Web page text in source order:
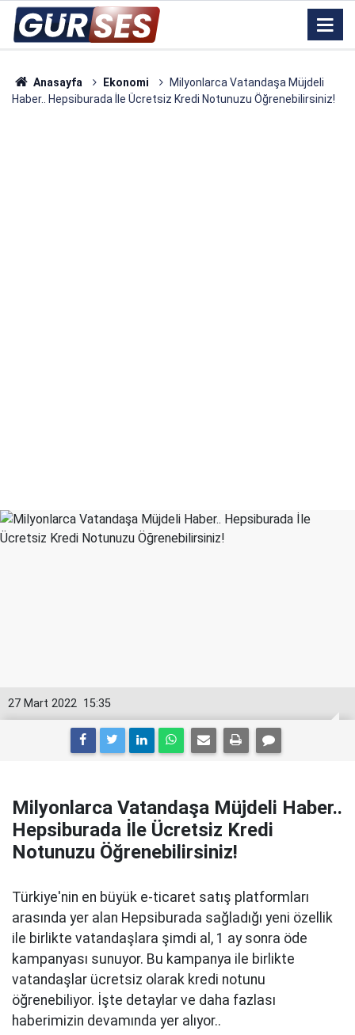
Anasayfa Ekonomi
Milyonlarca Vatandaşa Müjdeli
Haber.. Hepsiburada İle Ücretsiz Kredi Notunuzu Öğrenebilirsiniz!
15:35
27 Mart 2022
Milyonlarca Vatandaşa Müjdeli Haber..
Hepsiburada İle Ücretsiz Kredi
Notunuzu Öğrenebilirsiniz!
Türkiye'nin en büyük e-ticaret satış platformları
arasında yer alan Hepsiburada sağladığı yeni özellik
ile birlikte vatandaşlara şimdi al, 1 ay sonra öde
kampanyası sunuyor. Bu kampanya ile birlikte
vatandaşlar ücretsiz olarak kredi notunu
öğrenebiliyor. İşte detaylar ve daha fazlası
haberimizin devamında yer alıyor..